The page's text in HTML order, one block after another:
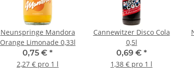
Neunspringe Mandora
Orange Limonade 0,33l
0,75 € *
2,27 € pro 1 l
Cannewitzer Disco Cola
0,5l
0,69 € *
1,38 € pro 1 l